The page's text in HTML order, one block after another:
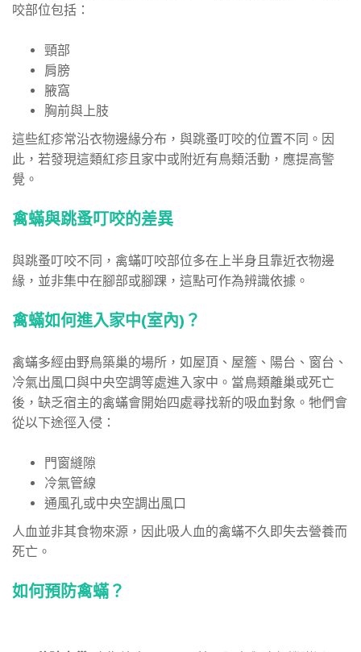
咬部位包括：
頸部
肩膀
腋窩
胸前與上肢
這些紅疹常沿衣物邊緣分布，與跳蚤叮咬的位置不同。因
此， 若發現這類紅疹且家中或附近有鳥類活動，應提高警
覺。
禽蟎與跳蚤叮咬的差異
與跳蚤叮咬不同，禽蟎叮咬部位多在上半身且靠近衣物邊
緣，並非集中在腳部或腳踝，這點可作為辨識依據。
禽蟎如何進入家中(室內)？
禽蟎多經由野鳥築巢的場所，如屋頂、屋簷、陽台、窗台、
冷氣出風口與中央空調等處進入家中。當鳥類離巢或死亡
後，缺乏宿主的禽蟎會開始四處尋找新的吸血對象。 牠們會
從以下途徑入侵：
門窗縫隙
冷氣管線
通風孔或中央空調出風口
人血並非其食物來源，因此吸人血的禽蟎不久即失去營養而
死亡。
如何預防禽蟎？